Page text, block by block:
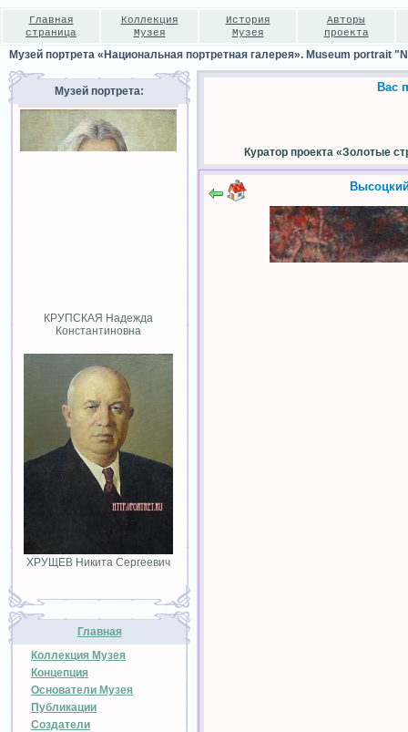
Главная
страница
Коллекция
Музея
История
Музея
Авторы
проекта
Музей портрета «Национальная портретная галерея». Museum portrait
Музей портрета:
КРУПСКАЯ Надежда
Константиновна
ХРУЩЕВ Никита Сергеевич
Главная
Коллекция Музея
Концепция
Основатели Музея
Публикации
Создатели
Вас
Куратор проекта «Золотые